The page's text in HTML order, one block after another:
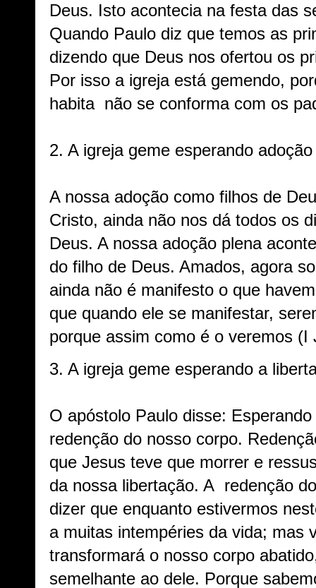
Deus. Isto acontecia na festa das
Quando Paulo diz que temos as
dizendo que Deus nos ofertou os
Por isso a igreja está gemendo,
habita não se conforma com os
2. A igreja geme esperando
A nossa adoção como filhos de
Cristo, ainda não nos dá todos os
Deus. A nossa adoção plena
do filho de Deus. Amados, agora
ainda não é manifesto o que
que quando ele se manifestar,
porque assim como é o veremos (I
3. A igreja geme esperando a
O apóstolo Paulo disse:
redenção do nosso corpo.
que Jesus teve que morrer e
da nossa libertação. A redenção
dizer que enquanto estivermos
a muitas intempéries da vida; mas
transformará o nosso corpo
semelhante ao dele. Porque